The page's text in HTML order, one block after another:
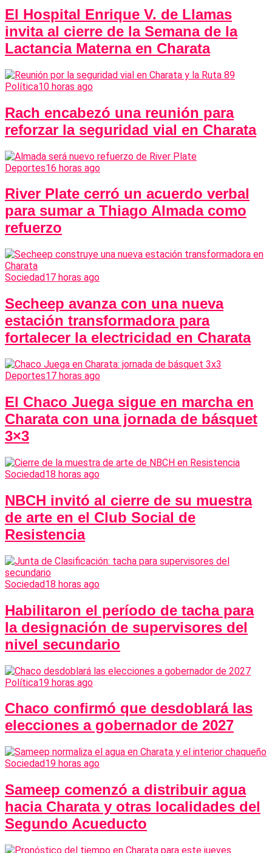
El Hospital Enrique V. de Llamas
invita al cierre de la Semana de la
Lactancia Materna en Charata
Política10 horas ago
Rach encabezó una reunión para
reforzar la seguridad vial en Charata
Deportes16 horas ago
River Plate cerró un acuerdo verbal
para sumar a Thiago Almada como
refuerzo
Sociedad17 horas ago
Secheep avanza con una nueva
estación transformadora para
fortalecer la electricidad en Charata
Deportes17 horas ago
El Chaco Juega sigue en marcha en
Charata con una jornada de básquet
3×3
Sociedad18 horas ago
NBCH invitó al cierre de su muestra
de arte en el Club Social de
Resistencia
Sociedad18 horas ago
Habilitaron el período de tacha para
la designación de supervisores del
nivel secundario
Política19 horas ago
Chaco confirmó que desdoblará las
elecciones a gobernador de 2027
Sociedad19 horas ago
Sameep comenzó a distribuir agua
hacia Charata y otras localidades del
Segundo Acueducto